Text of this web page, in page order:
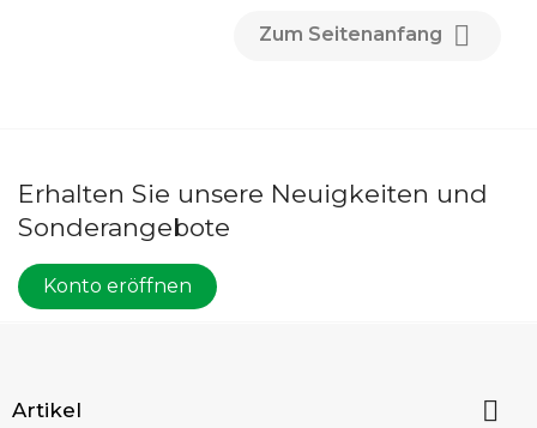
Zum Seitenanfang 
Erhalten Sie unsere Neuigkeiten und
Sonderangebote
Konto eröffnen
Artikel 